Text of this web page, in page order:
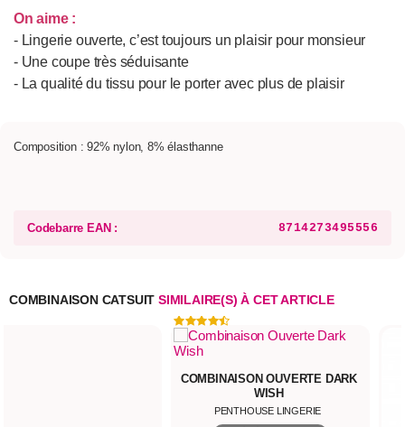
On aime :
- Lingerie ouverte, c’est toujours un plaisir pour monsieur
- Une coupe très séduisante
- La qualité du tissu pour le porter avec plus de plaisir
Composition : 92% nylon, 8% élasthanne
Codebarre EAN : 8714273495556
COMBINAISON CATSUIT SIMILAIRE(S) À CET ARTICLE
COMBINAISON OUVERTE DARK
PENTHOUSE LINGERIE